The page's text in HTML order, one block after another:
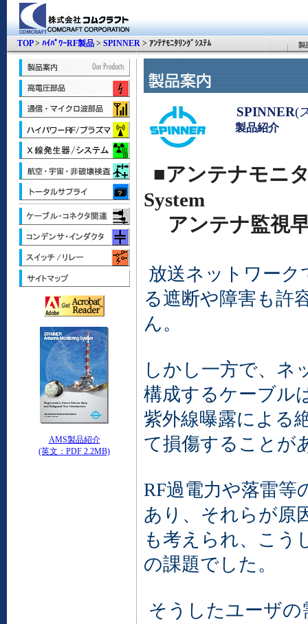
TOP> ﾊｲﾊﾟﾜｰRF製品 > SPINNER > ｱﾝﾃﾅﾓﾆﾀﾘﾝｸﾞｼｽﾃﾑ
AMS製品紹介
(英文：PDF 2.2MB)
SPINNER(
製品紹介
■アンテナモニ
System
アンテナ監視
放送ネットワーク
る遮断や障害も許
ん。
しかし一方で、ネ
構成するケーブル
紫外線曝露による
て損傷することが
RF過電力や落雷等
あり、それらが原
も考えられ、こう
の課題でした。
そうしたユーザの